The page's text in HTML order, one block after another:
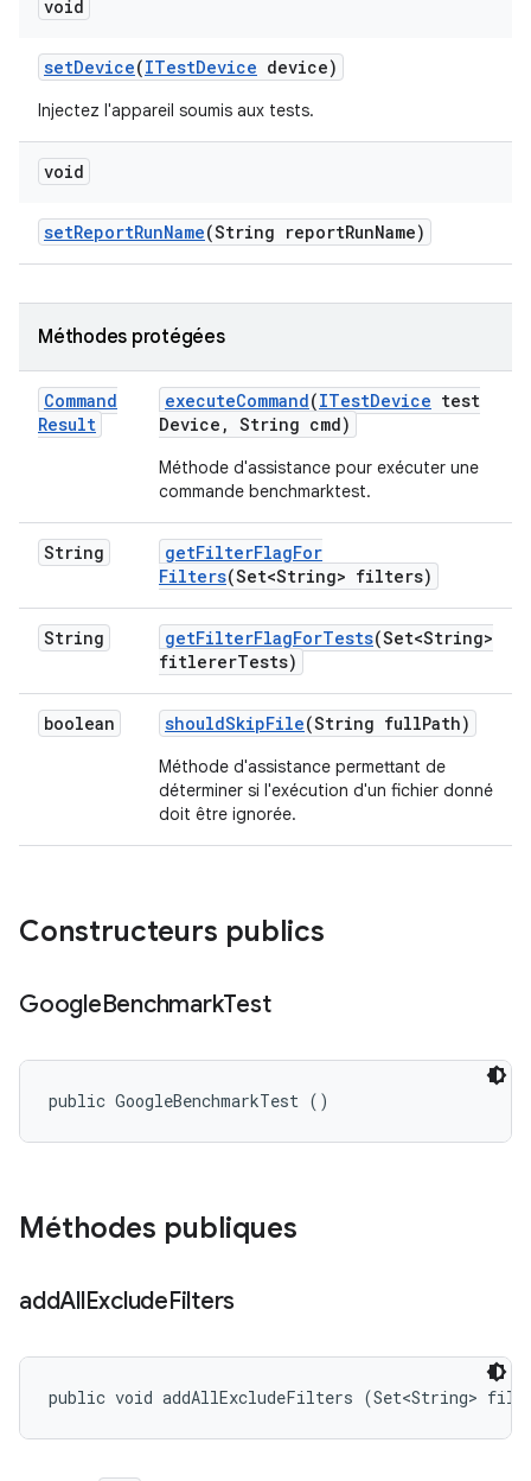
void
setDevice(ITestDevice device)
Injectez l'appareil soumis aux tests.
void
setReportRunName(String reportRunName)
Méthodes protégées
Command
Result
executeCommand(ITestDevice test
Device , String cmd)
Méthode d'assistance pour exécuter une
commande benchmarktest.
String getFilterFlagFor
Filters(Set<String> filters)
String getFilterFlagForTests(Set<String>
fitlererTests)
boolean shouldSkipFile(String fullPath)
Méthode d'assistance permettant de
déterminer si l'exécution d'un fichier donné
doit être ignorée.
Constructeurs publics
GoogleBenchmarkTest
public GoogleBenchmarkTest ()
Méthodes publiques
addAllExcludeFilters
public void addAllExcludeFilters (Set<String>